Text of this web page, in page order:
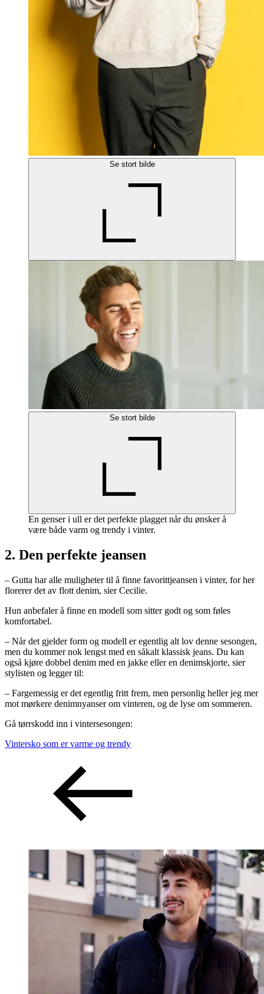
Se stort bilde
Se stort bilde
En genser i ull er det perfekte plagget når du ønsker å
være både varm og trendy i vinter.
2. Den perfekte jeansen
– Gutta har alle muligheter til å finne favorittjeansen i vinter, for her
florerer det av flott denim, sier Cecilie.
Hun anbefaler å finne en modell som sitter godt og som føles
komfortabel.
– Når det gjelder form og modell er egentlig alt lov denne sesongen,
men du kommer nok lengst med en såkalt klassisk jeans. Du kan
også kjøre dobbel denim med en jakke eller en denimskjorte, sier
stylisten og legger til:
– Fargemessig er det egentlig fritt frem, men personlig heller jeg mer
mot mørkere denimnyanser om vinteren, og de lyse om sommeren.
Gå tørrskodd inn i vintersesongen:
Vintersko som er varme og trendy